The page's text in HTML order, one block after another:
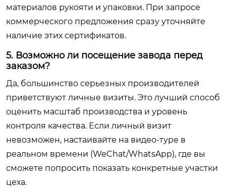
материалов рукояти и упаковки. При запросе
коммерческого предложения сразу уточняйте
наличие этих сертификатов.
5. Возможно ли посещение завода перед
заказом?
Да, большинство серьезных производителей
приветствуют личные визиты. Это лучший способ
оценить масштаб производства и уровень
контроля качества. Если личный визит
невозможен, настаивайте на видео-туре в
реальном времени (WeChat/WhatsApp), где вы
сможете попросить показать конкретные участки
цеха.